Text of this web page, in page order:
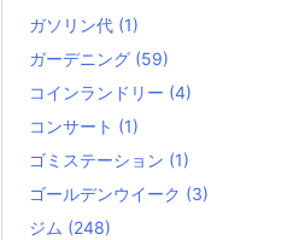
ガソリン代 (1)
ガーデニング (59)
コインランドリー (4)
コンサート (1)
ゴミステーション (1)
ゴールデンウイーク (3)
ジム (248)